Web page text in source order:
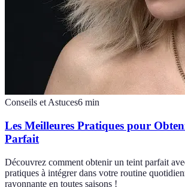
Conseils et Astuces6 min
Les Meilleures Pratiques pour
Parfait
Découvrez comment obtenir un teint parfait
pratiques à intégrer dans votre routine
rayonnante en toutes saisons !